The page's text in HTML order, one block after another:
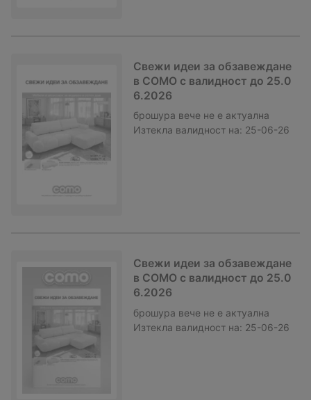
Свежи идеи за обзавеждане
в COMO с валидност до 25.0
6.2026
брошура вече не е актуална
Изтекла валидност на: 25-06-26
Свежи идеи за обзавеждане
в COMO с валидност до 25.0
6.2026
брошура вече не е актуална
Изтекла валидност на: 25-06-26